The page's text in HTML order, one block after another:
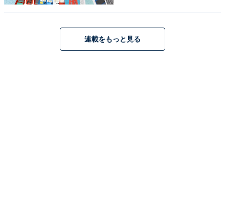
アクセス
交通手段：仙台南ICより車で約15分/仙台駅よりタクシー
で約30分（無料シャトルバス有り・要事前予約）
連載をもっと見る